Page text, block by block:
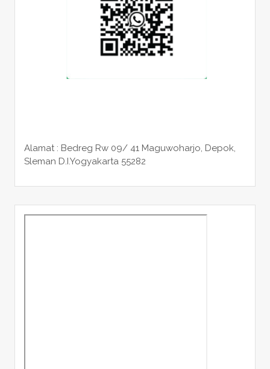
Alamat : Bedreg Rw 09/ 41 Maguwoharjo, Depok,
Sleman D.I.Yogyakarta 55282